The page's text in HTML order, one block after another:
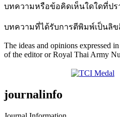
บทความหรือข้อคิดเห็นใดใดที่ป
บทความที่ได้รับการตีพิมพ์เป็นลิ
The ideas and opinions expressed
of the editor or Royal Thai Army
journalinfo